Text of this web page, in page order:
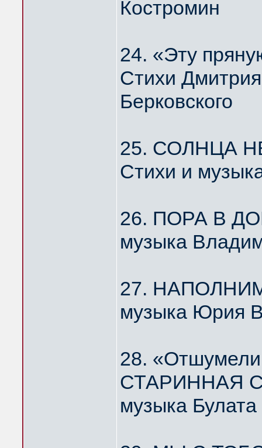
Костромин
24. «Эту
Стихи
Берковского
25. СОЛНЦА
Стихи и
26. ПОРА В
музыка
27.
музыка Юрия
28.
СТАРИННАЯ
музыка